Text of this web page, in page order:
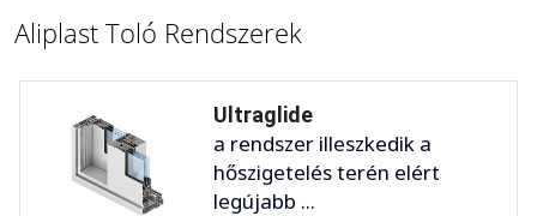
Aliplast Toló Rendszerek
Ultraglide
a rendszer illeszkedik a
hőszigetelés terén elért
legújabb ...